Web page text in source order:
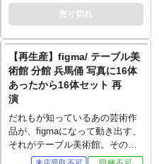
要所に軟質素材を使う事で、プ
ロポーションを崩さず可動域を
にらみの効いた「真剣顔」、ど
こか恐ろしさを感じる「不敵
顔」をご用意しました。付属品
のサブマシンガン「UMP45」は
ストックを折りたためる他、サ
プレッサーの取り外し、マガジ
ンの着脱が可能。さまざまなシ
ーンを可能にする可動支柱付き
のfigma専用台座が同梱。
売り切れ
【再生産】figma/ テーブル美
術館 分館 兵馬俑 写真に16体
あったから16体セット 再
演
だれもが知っているあの芸術作
品が、figmaになって動き出す、
それがテーブル美術館。そのス
ピンオフともいうべき、世界各